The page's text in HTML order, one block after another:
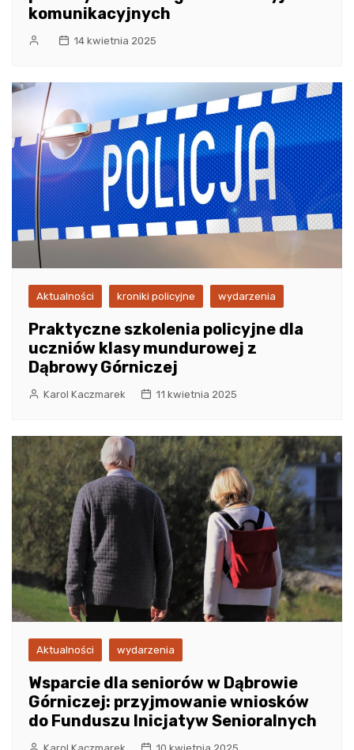
komunikacyjnych
14 kwietnia 2025
Aktualności kroniki policyjne wydarzenia
Praktyczne szkolenia policyjne dla
uczniów klasy mundurowej z
Dąbrowy Górniczej
Karol Kaczmarek 11 kwietnia 2025
Aktualności wydarzenia
Wsparcie dla seniorów w Dąbrowie
Górniczej: przyjmowanie wniosków
do Funduszu Inicjatyw Senioralnych